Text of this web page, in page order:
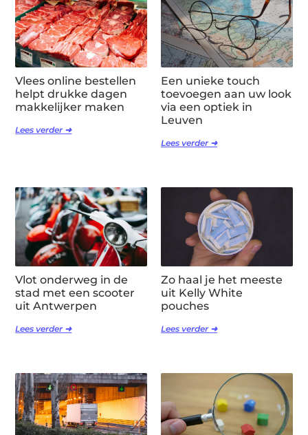
Vlees online bestellen
helpt drukke dagen
makkelijker maken
Lees verder ➜
Een unieke touch
toevoegen aan uw look
via een optiek in
Leuven
Lees verder ➜
Vlot onderweg in de
stad met een scooter
uit Antwerpen
Lees verder ➜
Zo haal je het meeste
uit Kelly White
pouches
Lees verder ➜